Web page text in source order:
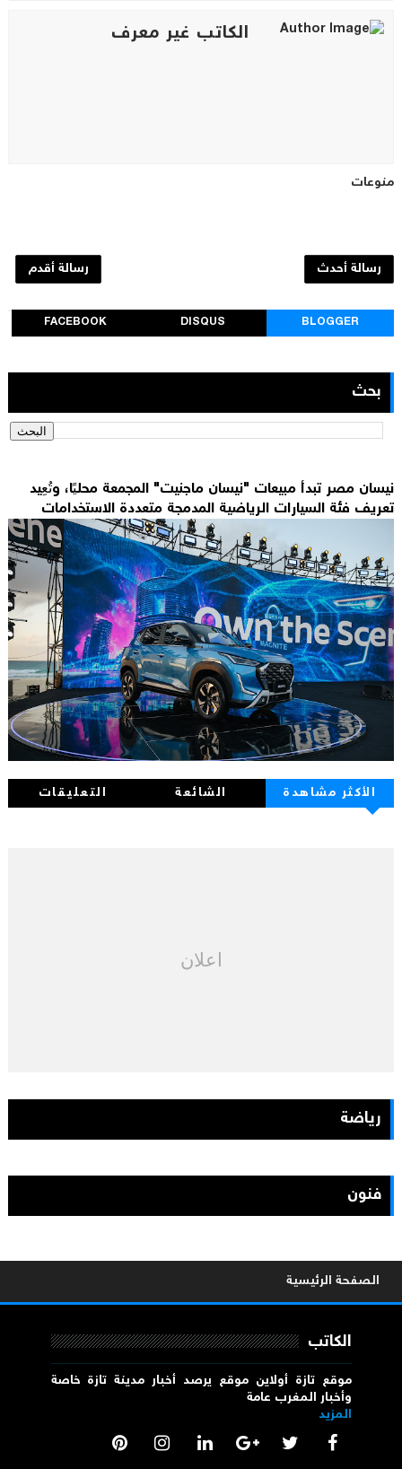
الكاتب غير معرف
منوعات
رسالة أحدث رسالة أقدم
BLOGGER
DISQUS
FACEBOOK
بحث
نيسان مصر تبدأ مبيعات "نيسان ماجنيت" المجمعة محليًا، وتُعِيد
تعريف فئة السيارات الرياضية المدمجة متعددة الاستخدامات
الأكثر مشاهدة الشائعة التعليقات
اعلان
رياضة
فنون
الصفحة الرئيسية
الكاتب
موقع تازة أولاين موقع يرصد أخبار مدينة تازة خاصة
وأخبار المغرب عامة
المزيد